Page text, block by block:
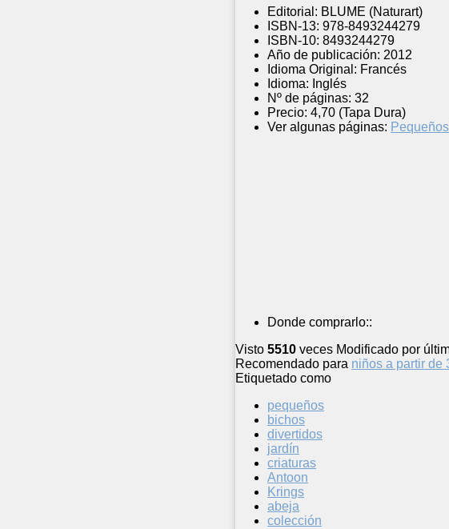
Editorial: BLUME (Naturart)
ISBN-13: 978-8493244279
ISBN-10: 8493244279
Año de publicación: 2012
Idioma Original: Francés
Idioma: Inglés
Nº de páginas: 32
Precio: 4,70 (Tapa Dura)
Ver algunas páginas:
Donde comprarlo::
Visto 5510 veces Modificado por
Recomendado para niños a partir de
Etiquetado como
pequeños
bichos
divertidos
jardín
criaturas
Antoon
Krings
abeja
colección